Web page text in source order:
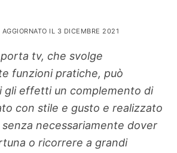
| AGGIORNATO IL 3 DICEMBRE 2021
tv, che svolge
funzioni pratiche, può
gli effetti un complemento di
con stile e gusto e realizzato
necessariamente dover
o ricorrere a grandi